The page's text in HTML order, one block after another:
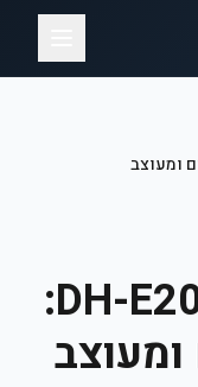
פנל אינטרקום DH-E20S: